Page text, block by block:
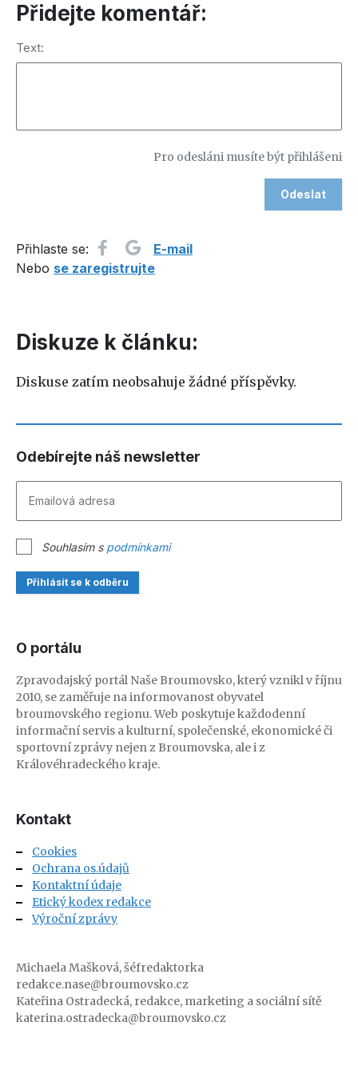
Přidejte komentář:
Text:
Pro odesláni musíte být přihlášeni
Přihlaste se:
E-mail
Nebo se zaregistrujte
Diskuze k článku:
Diskuse zatím neobsahuje žádné příspěvky.
Odebírejte náš newsletter
Souhlasím s podmínkami
Přihlásit se k odběru
O portálu
Zpravodajský portál Naše Broumovsko, který vznikl v říjnu
2010, se zaměřuje na informovanost obyvatel
broumovského regionu. Web poskytuje každodenní
informační servis a kulturní, společenské, ekonomické či
sportovní zprávy nejen z Broumovska, ale i z
Královéhradeckého kraje.
Kontakt
Cookies
Ochrana os.údajů
Kontaktní údaje
Etický kodex redakce
Výroční zprávy
Michaela Mašková, šéfredaktorka
redakce.nase@broumovsko.cz
Kateřina Ostradecká, redakce, marketing a sociální sítě
katerina.ostradecka@broumovsko.cz